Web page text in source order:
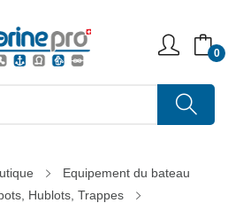
0
Equipement du bateau
Hublots, Trappes